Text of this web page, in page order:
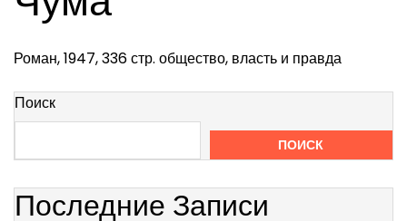
Роман, 1947, 336 стр. общество, власть и правда
Поиск
ПОИСК
Последние Записи